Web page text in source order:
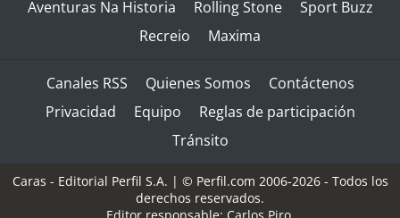
Aventuras Na Historia
Rolling Stone
Sport Buzz
Recreio
Maxima
Canales RSS Quienes Somos
Contáctenos
Privacidad
Equipo
Reglas de participación
Tránsito
Caras - Editorial Perfil S.A. | © Perfil.com 2006-2026 - Todos los
derechos reservados.
Editor responsable: Carlos Piro.